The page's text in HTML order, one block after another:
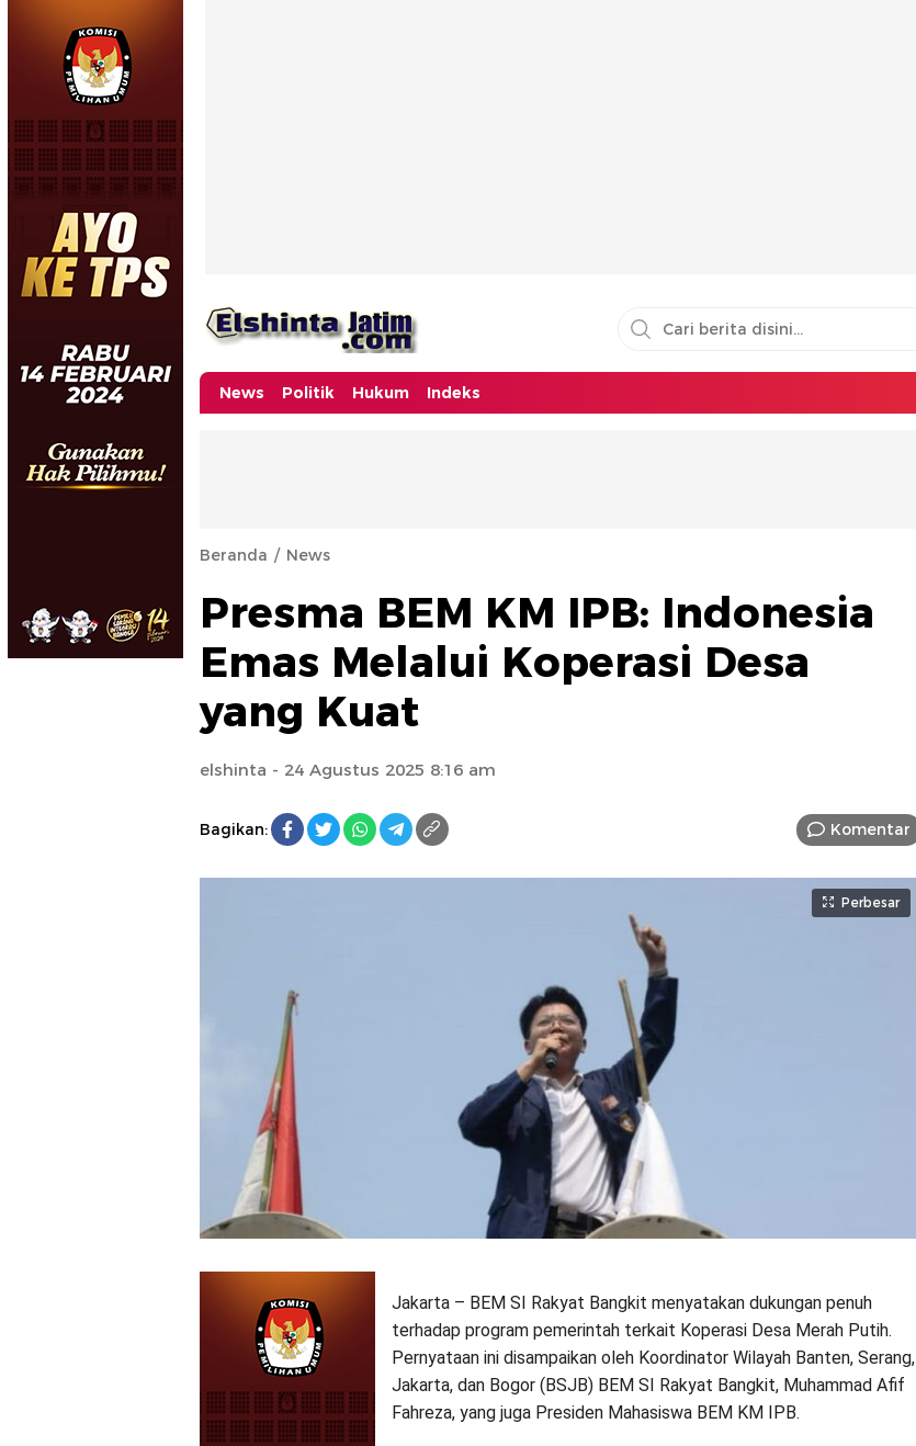
News Politik Hukum Indeks
Beranda News
Presma BEM KM IPB: Indonesia
Emas Melalui Koperasi Desa
yang Kuat
elshinta - 24 Agustus 2025 8:16 am
Bagikan: Komentar
Perbesar
Jakarta – BEM SI Rakyat Bangkit menyatakan dukungan penuh
terhadap program pemerintah terkait Koperasi Desa Merah Putih.
Pernyataan ini disampaikan oleh Koordinator Wilayah Banten, Serang,
Jakarta, dan Bogor (BSJB) BEM SI Rakyat Bangkit, Muhammad Afif
Fahreza, yang juga Presiden Mahasiswa BEM KM IPB.